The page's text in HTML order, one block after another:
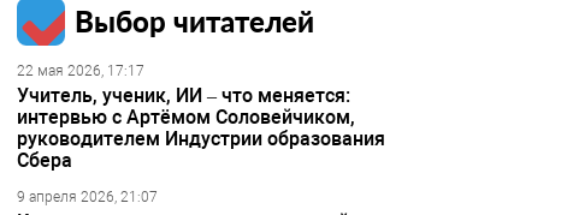
Выбор читателей
22 мая 2026, 17:17
Учитель, ученик, ИИ – что меняется:
интервью с Артёмом Соловейчиком,
руководителем Индустрии образования
Сбера
9 апреля 2026, 21:07